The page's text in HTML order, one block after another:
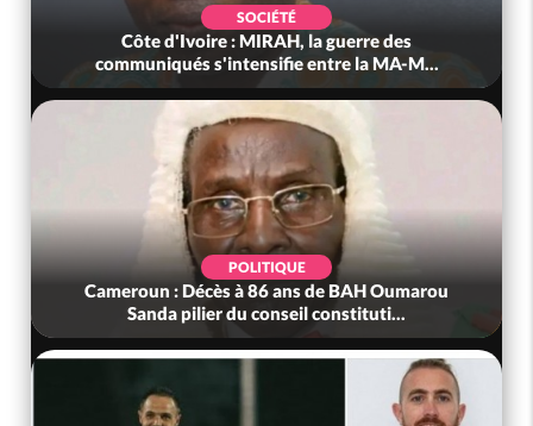
SOCIÉTÉ
Côte d'Ivoire : MIRAH, la guerre des
communiqués s'intensifie entre la MA-M...
POLITIQUE
Cameroun : Décès à 86 ans de BAH Oumarou
Sanda pilier du conseil constituti...